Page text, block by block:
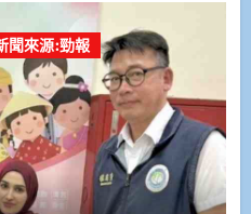
聞來源:勁報